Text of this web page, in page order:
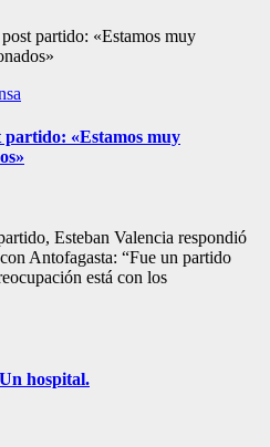
partido: «Estamos muy
partido: «Estamos muy
Esteban Valencia respondió
Antofagasta: “Fue un partido
está con los
hospital.